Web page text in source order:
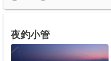
夜釣小管